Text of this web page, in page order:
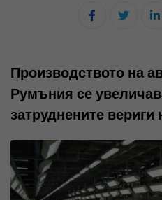
e
d
I
Производството на
Румъния се
затруднените вериги